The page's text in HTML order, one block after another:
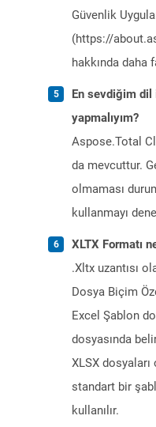
Güvenlik
(https://
hakkında daha
En sevdiğim dil
yapmalıyım?
Aspose.Total
da mevcuttur.
olmaması
kullanmayı
XLTX Formatı
.Xltx uzantısı
Dosya Biçim
Excel Şablon
dosyasında
XLSX
standart bir
kullanılır.